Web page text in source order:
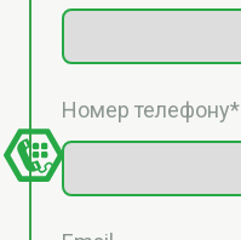
Номер телефону*